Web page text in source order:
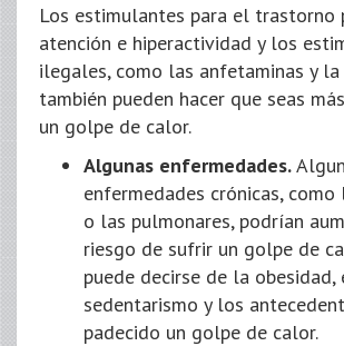
Los estimulantes para el trastorno
atención e hiperactividad y los
ilegales, como las anfetaminas y la
también pueden hacer que seas
un golpe de calor.
Algunas enfermedades.
enfermedades crónicas, como
o las pulmonares, podrían
riesgo de sufrir un golpe de
puede decirse de la obesidad,
sedentarismo y los
padecido un golpe de calor.